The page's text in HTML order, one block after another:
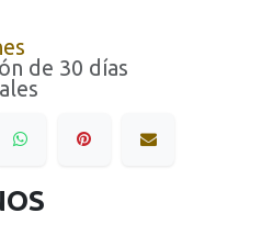
de 30 días